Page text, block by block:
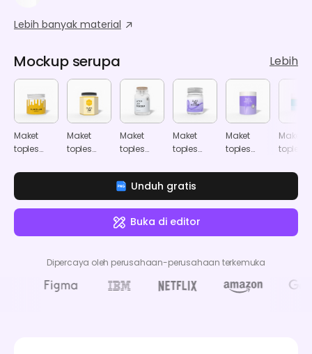
Lebih banyak material
Mockup serupa Lebih
Maket
toples
Maket
toples
Maket
toples
dengan
pengait
Maket
toples
Maket
toples
Maket
toples
plastik
Unduh gratis
Buka di editor
Dipercaya oleh perusahaan-perusahaan terkemuka